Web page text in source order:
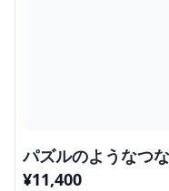
パズルのようなつ
¥11,400